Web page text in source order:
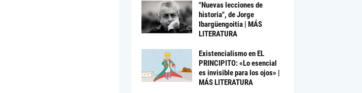
"Nuevas lecciones de
historia", de Jorge
Ibargüengoitia | MÁS
LITERATURA
Existencialismo en EL
PRINCIPITO: «Lo esencial
es invisible para los ojos» |
MÁS LITERATURA